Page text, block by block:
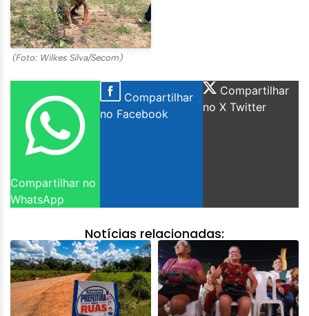
(Foto: Wilkes Silva/Secom)
Compartilhar no
WhatsApp
Compartilhar
no Facebook
Compartilhar
no X Twitter
Notícias relacionadas: